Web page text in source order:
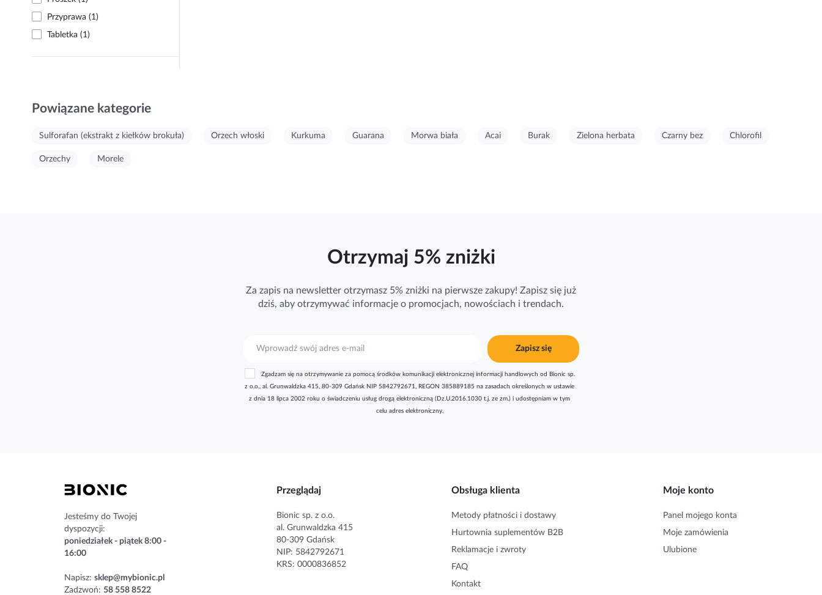
Przyprawa (1)
Tabletka (1)
Powiązane kategorie
Sulforafan (ekstrakt z kiełków brokuła) Orzech włoski Kurkuma Guarana Morwa biała Acai Burak Zielona herbata Czarny bez Chlorofil
Orzechy Morele
Otrzymaj 5% zniżki
Za zapis na newsletter otrzymasz 5% zniżki na pierwsze zakupy! Zapisz się już
dziś, aby otrzymywać informacje o promocjach, nowościach i trendach.
s
k
Zapisz się
Zgadzam się na otrzymywanie za pomocą środków komunikacji elektronicznej informacji handlowych od Bionic sp.
z o.o., al. Grunwaldzka 415, 80-309 Gdańsk NIP 5842792671, REGON 385889185 na zasadach określonych w ustawie
z dnia 18 lipca 2002 roku o świadczeniu usług drogą elektroniczną (Dz.U.2016.1030 t.j. ze zm.) i udostępniam w tym
celu adres elektroniczny.
Jesteśmy do Twojej
dyspozycji:
poniedziałek - piątek 8:00 -
16:00
Napisz: sklep@mybionic.pl
Zadzwoń: 58 558 8522
Przeglądaj
Bionic sp. z o.o.
al. Grunwaldzka 415
80-309 Gdańsk
NIP: 5842792671
KRS: 0000836852
Obsługa klienta
Metody płatności i dostawy
Hurtownia suplementów B2B
Reklamacje i zwroty
FAQ
Kontakt
Moje konto
Panel mojego konta
Moje zamówienia
Ulubione